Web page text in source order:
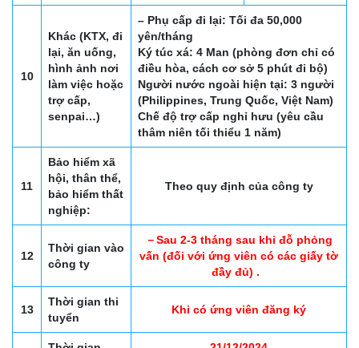
10
Khác (KTX, đi
lại, ăn uống,
hình ảnh nơi
làm việc hoặc
trợ cấp,
senpai…)
– Phụ cấp đi lại: Tối đa 50,000
yên/tháng
Ký túc xá: 4 Man (phòng đơn chỉ có
điều hòa, cách cơ sở 5 phút đi bộ)
Người nước ngoài hiện tại: 3 người
(Philippines, Trung Quốc, Việt Nam)
Chế độ trợ cấp nghỉ hưu (yêu cầu
thâm niên tối thiểu 1 năm)
11
Bảo hiểm xã
hội, thân thể,
bảo hiểm thất
nghiệp:
Theo quy định của công ty
12
Thời gian vào
công ty
－Sau 2-3 tháng sau khi đỗ phỏng
vấn (đối với ứng viên có các giấy tờ
đầy đủ) .
13
Thời gian thi
tuyển
Khi có ứng viên đăng ký